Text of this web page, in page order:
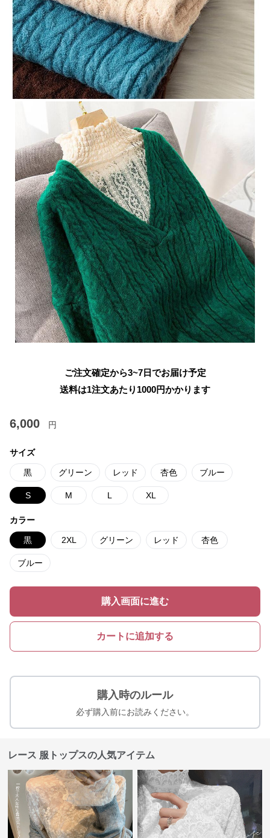
ご注文確定から3~7日でお届け予定
送料は1注文あたり 1000円かかります
6,000 円
サイズ
黒 グリーン レッド 杏色 ブルー
S M L XL
カラー
黒 2XL グリーン レッド 杏色
ブルー
購入画面に進む
カートに追加する
購入時のルール
必ず購入前にお読みください。
レース 服トップスの人気アイテム